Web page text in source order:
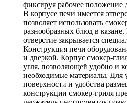
фиксируя рабочее положение
В корпусе печи имеется
позволяет использовать
разнообразных блюд в
отверстие закрывается
Конструкция печи
и дверкой. Корпус смокер-
угля, позволяющей удобно и
необходимые материалы. Для
поверхности и удобства
конструкции смокер-гриля